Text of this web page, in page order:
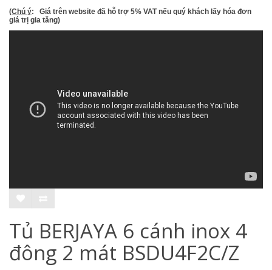
(Chú ý: Giá trên website đã hỗ trợ 5% VAT nếu quý khách lấy hóa đơn
giá trị gia tăng)
Tủ BERJAYA 6 cánh inox 4
đông 2 mát BSDU4F2C/Z